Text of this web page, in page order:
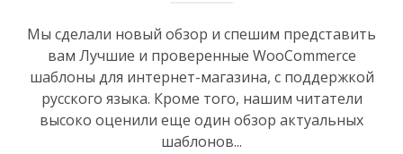
Мы сделали новый обзор и спешим представить
вам Лучшие и проверенные WooCommerce
шаблоны для интернет-магазина, c поддержкой
русского языка. Кроме того, нашим читатели
высоко оценили еще один обзор актуальных
шаблонов...